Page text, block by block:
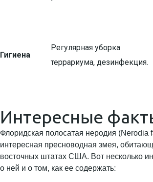
Гигиена
Регулярная уборка
террариума, дезинфекция.
Интересные
Флоридская полосатая неродия (Nerodia
интересная пресноводная змея,
восточных штатах США. Вот несколько
о ней и о том, как ее содержать: